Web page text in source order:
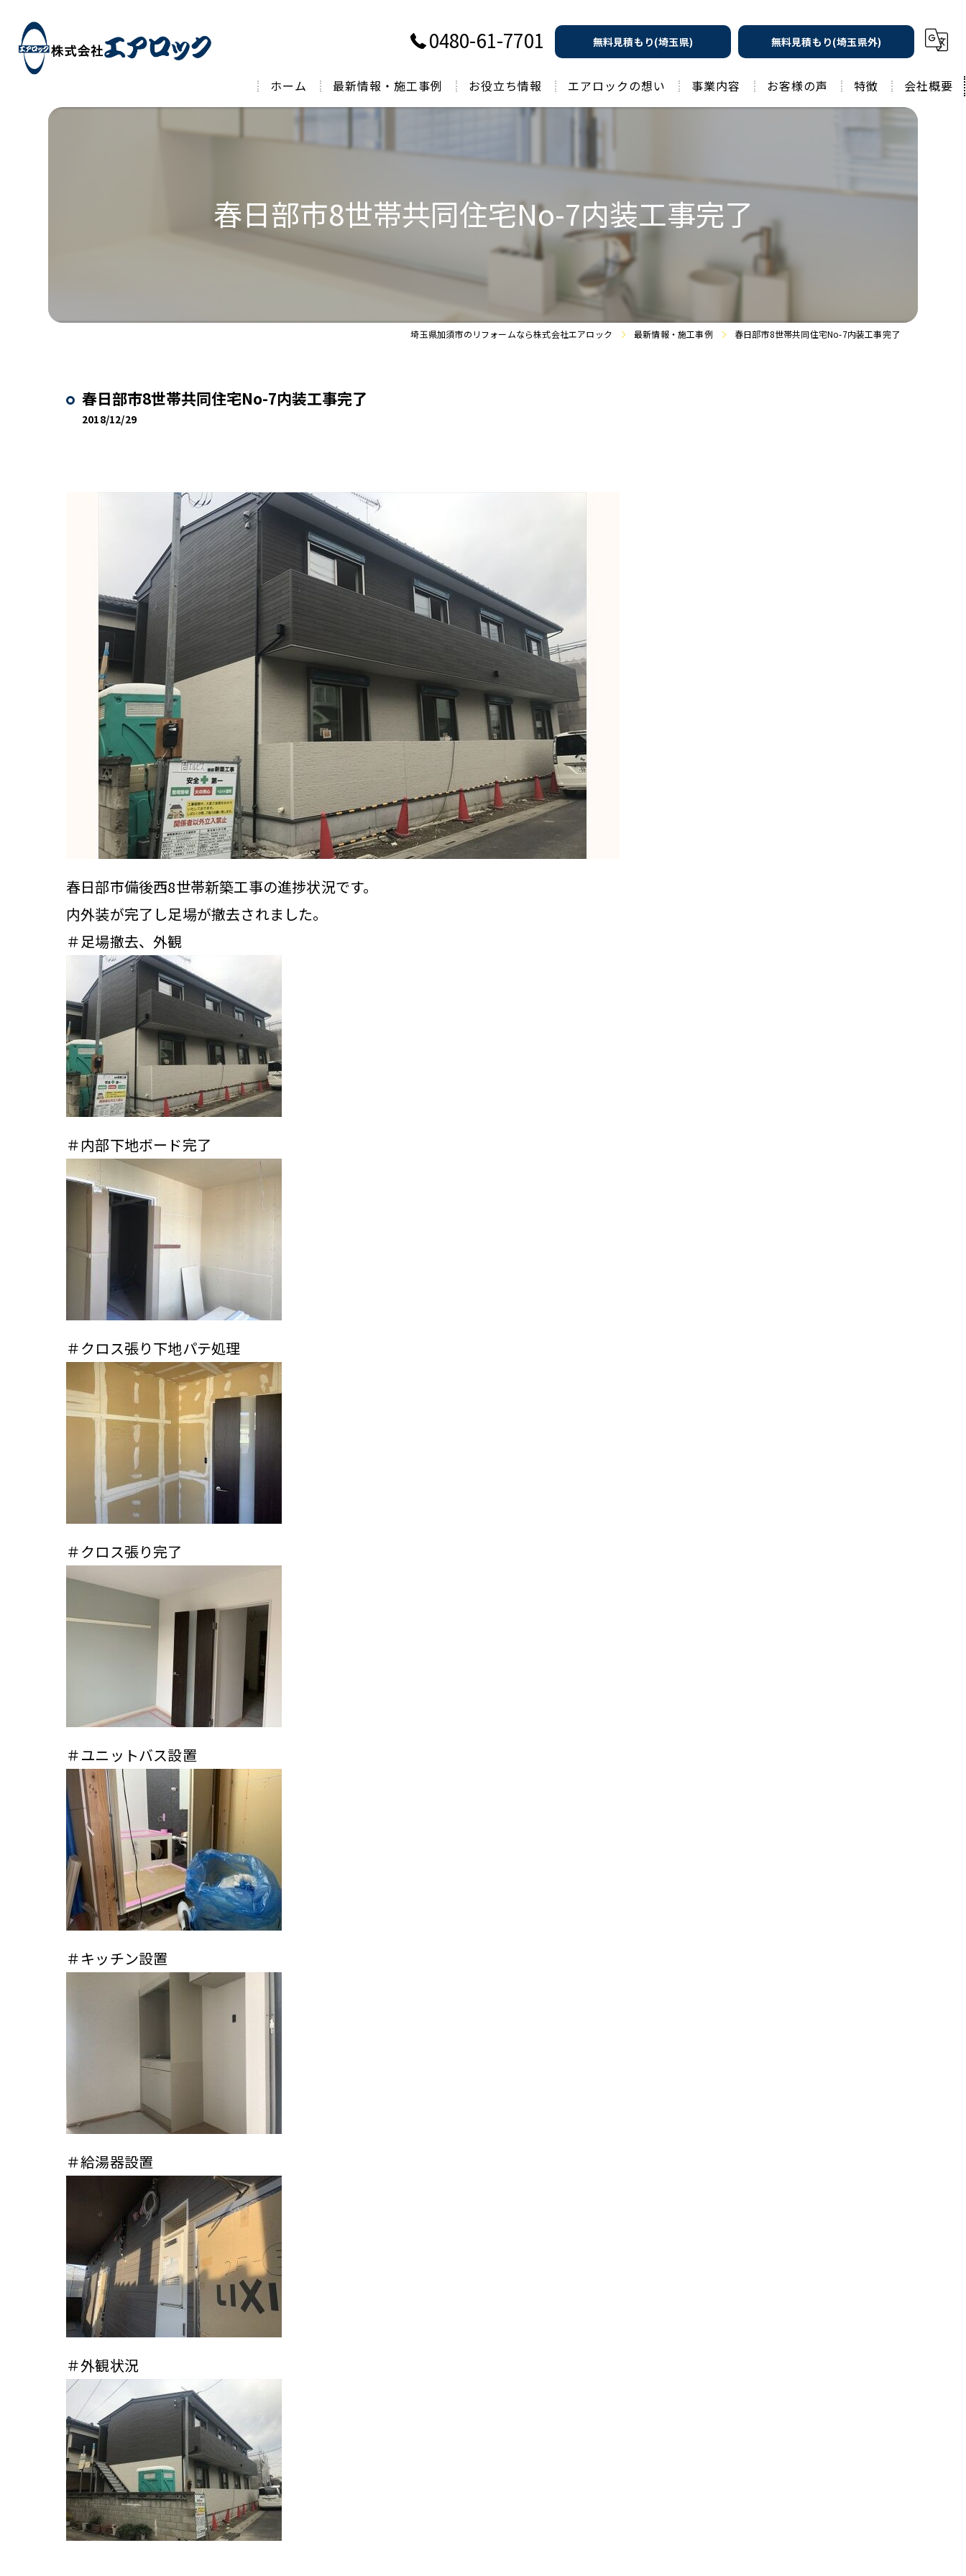
0480-61-7701 無料見積もり(埼玉県) 無料見積もり(埼玉県外)
ホーム 最新情報・施工事例 お役立ち情報 エアロックの想い 事業内容 お客様の声 特徴
工務店
水回り
会社概要
春日部市8世帯共同住宅No-7内装工事完了
埼玉県加須市のリフォームなら株式会社エアロック 最新情報・施工事例 春日部市8世帯共同住宅No-7内装工事完了
春日部市8世帯共同住宅No-7内装工事完了
2018/12/29
春日部市備後西8世帯新築工事の進捗状況です。
内外装が完了し足場が撤去されました。
＃足場撤去、外観
＃内部下地ボード完了
＃クロス張り下地パテ処理
＃クロス張り完了
＃ユニットバス設置
＃キッチン設置
＃給湯器設置
＃外観状況